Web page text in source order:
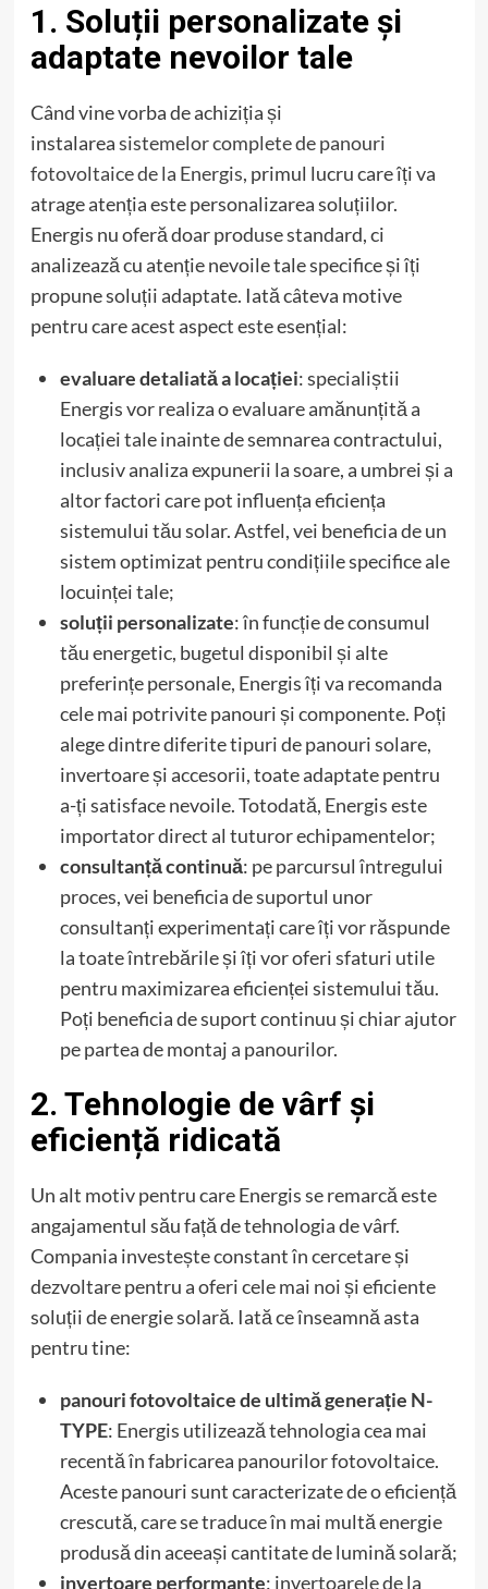
1. Soluții personalizate și
adaptate nevoilor tale
Când vine vorba de achiziția și
instalareasistemelor complete de panouri
fotovoltaice de la Energis, primul lucru care îți va
atrage atenția este personalizarea soluțiilor.
Energis nu oferă doar produse standard, ci
analizează cu atenție nevoile tale specifice și îți
propune soluții adaptate. Iată câteva motive
pentru care acest aspect este esențial:
evaluare detaliată a locației: specialiștii
Energis vor realiza o evaluare amănunțită a
locației tale inainte de semnarea contractului,
inclusiv analiza expunerii la soare, a umbrei și a
altor factori care pot influența eficiența
sistemului tău solar. Astfel, vei beneficia de un
sistem optimizat pentru condițiile specifice ale
locuinței tale;
soluții personalizate: în funcție de consumul
tău energetic, bugetul disponibil și alte
preferințe personale, Energis îți va recomanda
cele mai potrivite panouri și componente. Poți
alege dintre diferite tipuri de panouri solare,
invertoare și accesorii, toate adaptate pentru
a-ți satisface nevoile. Totodată, Energis este
importator direct al tuturor echipamentelor;
consultanță continuă: pe parcursul întregului
proces, vei beneficia de suportul unor
consultanți experimentați care îți vor răspunde
la toate întrebările și îți vor oferi sfaturi utile
pentru maximizarea eficienței sistemului tău.
Poți beneficia de suport continuu și chiar ajutor
pe partea de montaj a panourilor.
2. Tehnologie de vârf și
eficiență ridicată
Un alt motiv pentru care Energis se remarcă este
angajamentul său față de tehnologia de vârf.
Compania investește constant în cercetare și
dezvoltare pentru a oferi cele mai noi și eficiente
soluții de energie solară. Iată ce înseamnă asta
pentru tine:
panouri fotovoltaice de ultimă generație N-
TYPE: Energis utilizează tehnologia cea mai
recentă în fabricarea panourilor fotovoltaice.
Aceste panouri sunt caracterizate de o eficiență
crescută, care se traduce în mai multă energie
produsă din aceeași cantitate de lumină solară;
invertoare performante: invertoarele de la